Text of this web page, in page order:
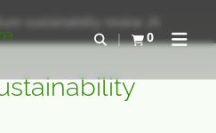
検索を開く
0
カートを確認す
ナビ